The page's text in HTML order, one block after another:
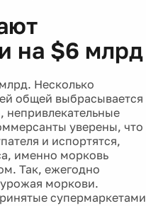
на $6 млрд
Несколько
общей выбрасывается
непривлекательные
уверены, что
и испортятся,
именно морковь
Так, ежегодно
урожая моркови.
супермаркетами